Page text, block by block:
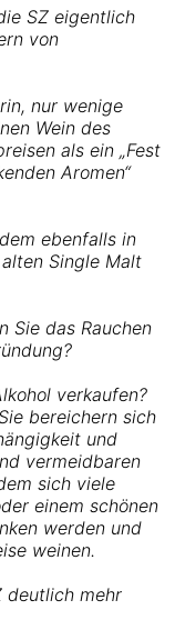
SZ eigentlich
von
nur wenige
Wein des
als ein „Fest
Aromen“
ebenfalls in
Single Malt
Sie das Rauchen
verkaufen?
bereichern sich
und
vermeidbaren
sich viele
einem schönen
werden und
weinen.
deutlich mehr